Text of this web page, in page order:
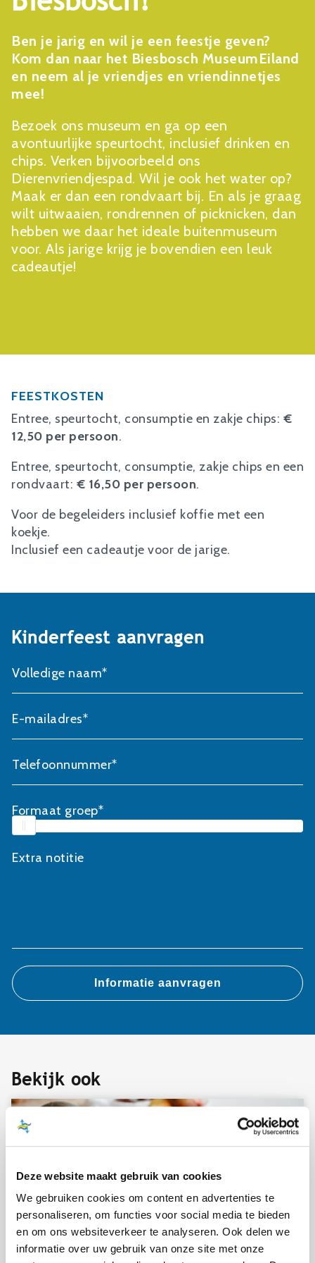
Deze website maakt gebruik van cookies
We gebruiken cookies om content en advertenties te
personaliseren, om functies voor social media te bieden
en om ons websiteverkeer te analyseren. Ook delen we
informatie over uw gebruik van onze site met onze
Ben je jarig en wil je een feestje geven?
Kom dan naar het Biesbosch MuseumEiland
en neem al je vriendjes en vriendinnetjes
mee!
Bezoek ons museum en ga op een
avontuurlijke speurtocht, inclusief drinken en
chips. Verken bijvoorbeeld ons
Dierenvriendjespad. Wil je ook het water op?
Maak er dan een rondvaart bij. En als je graag
wilt uitwaaien, rondrennen of picknicken, dan
hebben we daar het ideale buitenmuseum
voor. Als jarige krijg je bovendien een leuk
cadeautje!
FEESTKOSTEN
Entree, speurtocht, consumptie en zakje chips: €
12,50 per persoon.
Entree, speurtocht, consumptie, zakje chips en een
rondvaart: € 16,50 per persoon.
Voor de begeleiders inclusief koffie met een
koekje.
Inclusief een cadeautje voor de jarige.
Kinderfeest aanvragen
Volledige naam*
E-mailadres*
Telefoonnummer*
Formaat groep*
Extra notitie
Bekijk ook
MUSEUMCAFÉ BIESONDER
Even tot rust komen tijdens je bezoek aan de
Biesbosch? Ons Museumcafé...